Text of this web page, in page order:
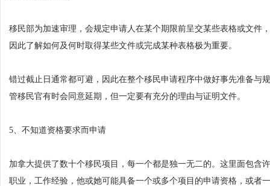
移民部为加速审理，会规定申请人在某个期限前呈交某些表格或文件
因此了解如何及何时取得某些文件或完成某种表格极为重要。
错过截止日通常都可避，因此在整个移民申请程序中做好事先准备与
管移民官有时会同意延期，但一定要有充分的理由与证明文件。
5、不知道资格要求而申请
加拿大提供了数十个移民项目，每一个都是独一无二的。这里面包含
职业，工作经验，他或她可能具备一个或多个项目的申请资格，或者